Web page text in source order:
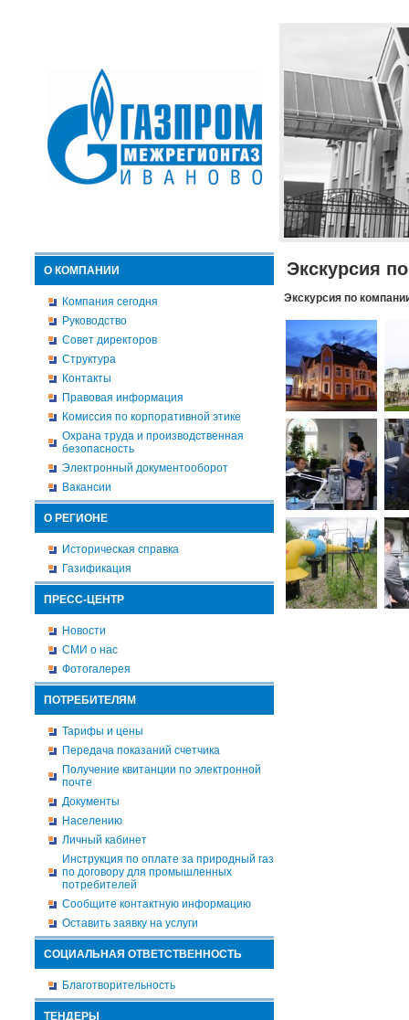
О КОМПАНИИ
Компания сегодня
Руководство
Совет директоров
Структура
Контакты
Правовая информация
Комиссия по корпоративной этике
Охрана труда и производственная
безопасность
Электронный документооборот
Вакансии
О РЕГИОНЕ
Историческая справка
Газификация
ПРЕСС-ЦЕНТР
Новости
СМИ о нас
Фотогалерея
ПОТРЕБИТЕЛЯМ
Тарифы и цены
Передача показаний счетчика
Получение квитанции по электронной
почте
Документы
Населению
Личный кабинет
Инструкция по оплате за природный газ
по договору для промышленных
потребителей
Сообщите контактную информацию
Оставить заявку на услуги
СОЦИАЛЬНАЯ ОТВЕТСТВЕННОСТЬ
Благотворительность
ТЕНДЕРЫ
Экскурсия
Экскурсия по